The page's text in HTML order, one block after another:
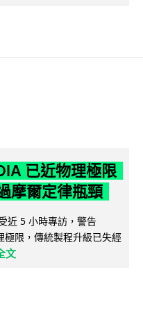
已近物理極限
摩爾定律瓶頸
近 5 小時專訪，警告
限，傳統製程升級已失經
文